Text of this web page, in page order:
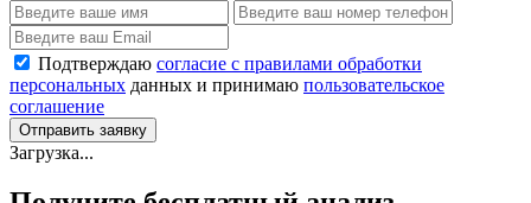
Подтверждаю согласие с правилами обработки
персональных данных и принимаю пользовательское
соглашение
Отправить заявку
Загрузка...